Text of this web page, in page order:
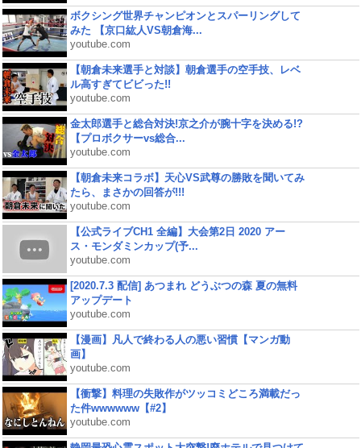
ボクシング世界チャンピオンとスパーリングして
みた 【京口紘人VS朝倉海...
youtube.com
【朝倉未来選手と対談】朝倉選手の空手技、レベ
ル高すぎてビビった!!
youtube.com
金太郎選手と総合対決!京之介が腕十字を決める!?
【プロボクサーvs総合...
youtube.com
【朝倉未来コラボ】天心VS武尊の勝敗を聞いてみ
たら、まさかの回答が!!!
youtube.com
【公式ライブCH1 全編】大会第2日 2020 アー
ス・モンダミンカップ(予...
youtube.com
[2020.7.3 配信] あつまれ どうぶつの森 夏の無料
アップデート
youtube.com
【漫画】凡人で終わる人の悪い習慣【マンガ動
画】
youtube.com
【衝撃】料理の失敗作がツッコミどころ満載だっ
た件wwwwww【#2】
youtube.com